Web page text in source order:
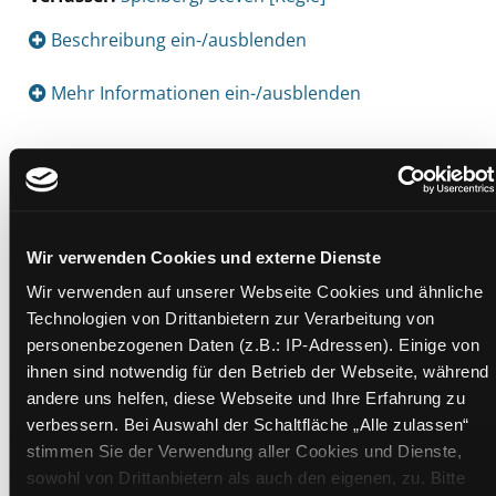
Wir verwenden Cookies und externe Dienste
Wir verwenden auf unserer Webseite Cookies und ähnliche
Technologien von Drittanbietern zur Verarbeitung von
personenbezogenen Daten (z.B.: IP-Adressen). Einige von
ihnen sind notwendig für den Betrieb der Webseite, während
andere uns helfen, diese Webseite und Ihre Erfahrung zu
verbessern. Bei Auswahl der Schaltfläche „Alle zulassen“
stimmen Sie der Verwendung aller Cookies und Dienste,
sowohl von Drittanbietern als auch den eigenen, zu. Bitte
Beschreibung ein-/ausblenden
Mehr Informationen ein-/ausblenden
Exemplare
Standort 2:
Depot
Status:Verfügbar
Vorbestellungen:0
Mediengruppe:DVD
Frist:
Barcode: 1507SB01244